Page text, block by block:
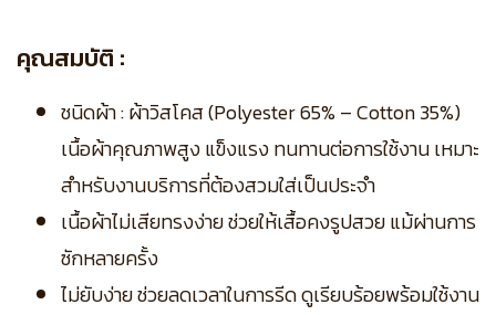
คุณสมบัติ :
ชนิดผ้า : ผ้าวิสโคส (Polyester 65% – Cotton 35%)
เนื้อผ้าคุณภาพสูง แข็งแรง ทนทานต่อการใช้งาน เหมาะ
สำหรับงานบริการที่ต้องสวมใส่เป็นประจำ
เนื้อผ้าไม่เสียทรงง่าย ช่วยให้เสื้อคงรูปสวย แม้ผ่านการ
ซักหลายครั้ง
ไม่ยับง่าย ช่วยลดเวลาในการรีด ดูเรียบร้อยพร้อมใช้งาน